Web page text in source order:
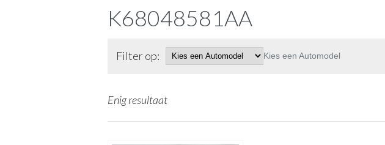
K68048581AA
Filter op: Kies een Automodel
Enig resultaat